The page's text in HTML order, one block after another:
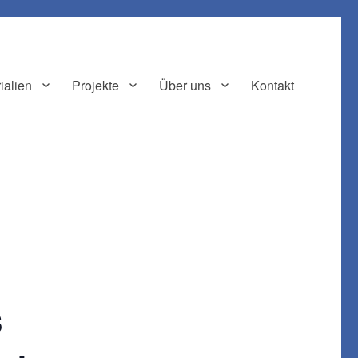
Projekte Über uns Kontakt